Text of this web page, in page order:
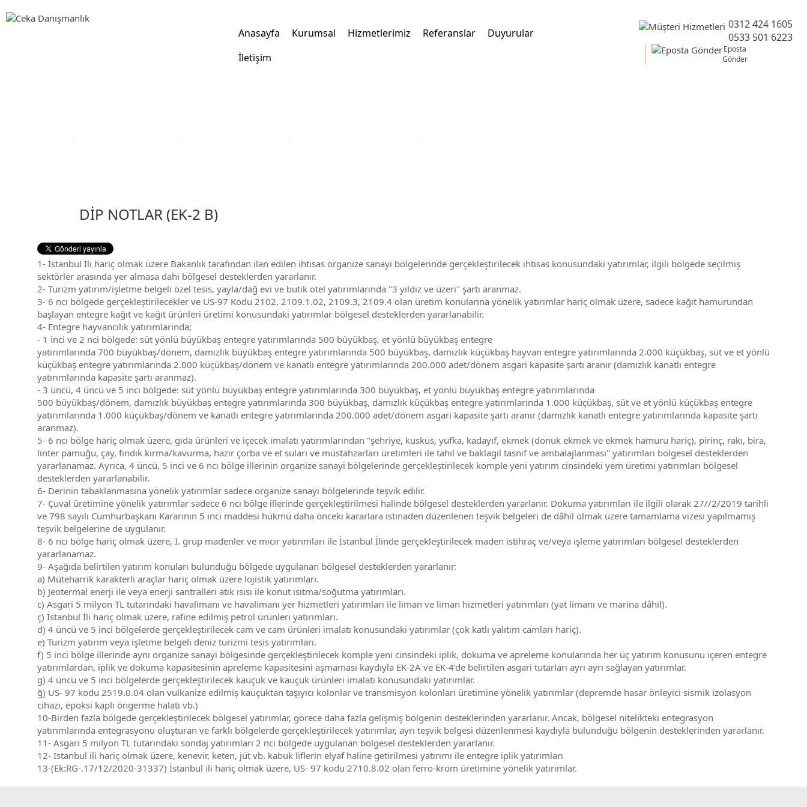
Anasayfa Kurumsal Hizmetlerimiz Referanslar
Duyurular
İletişim
0312 424 1605
0533 501 6223
Eposta
Gönder
DİP NOTLAR (EK-2 B)
1- İstanbul İli hariç olmak üzere Bakanlık tarafından ilan edilen ihtisas organize sanayi bölgelerinde gerçekleştirilecek ihtisas konusundaki yatırımlar, ilgili bölgede seçilmiş
sektörler arasında yer almasa dahi bölgesel desteklerden yararlanır.
2- Turizm yatırım/işletme belgeli özel tesis, yayla/dağ evi ve butik otel yatırımlarında "3 yıldız ve üzeri" şartı aranmaz.
3- 6 ncı bölgede gerçekleştirilecekler ve US-97 Kodu 2102, 2109.1.02, 2109.3, 2109.4 olan üretim konularına yönelik yatırımlar hariç olmak üzere, sadece kağıt hamurundan
başlayan entegre kağıt ve kağıt ürünleri üretimi konusundaki yatırımlar bölgesel desteklerden yararlanabilir.
4- Entegre hayvancılık yatırımlarında;
- 1 inci ve 2 nci bölgede: süt yönlü büyükbaş entegre yatırımlarında 500 büyükbaş, et yönlü büyükbaş entegre
yatırımlarında 700 büyükbaş/dönem, damızlık büyükbaş entegre yatırımlarında 500 büyükbaş, damızlık küçükbaş hayvan entegre yatırımlarında 2.000 küçükbaş, süt ve et yönlü
küçükbaş entegre yatırımlarında 2.000 küçükbaş/dönem ve kanatlı entegre yatırımlarında 200.000 adet/dönem asgari kapasite şartı aranır (damızlık kanatlı entegre
yatırımlarında kapasite şartı aranmaz).
- 3 üncü, 4 üncü ve 5 inci bölgede: süt yönlü büyükbaş entegre yatırımlarında 300 büyükbaş, et yönlü büyükbaş entegre yatırımlarında
500 büyükbaş/dönem, damızlık büyükbaş entegre yatırımlarında 300 büyükbaş, damızlık küçükbaş entegre yatırımlarında 1.000 küçükbaş, süt ve et yönlü küçükbaş entegre
yatırımlarında 1.000 küçükbaş/dönem ve kanatlı entegre yatırımlarında 200.000 adet/dönem asgari kapasite şartı aranır (damızlık kanatlı entegre yatırımlarında kapasite şartı
aranmaz).
5- 6 ncı bölge hariç olmak üzere, gıda ürünleri ve içecek imalatı yatırımlarından "şehriye, kuskus, yufka, kadayıf, ekmek (donuk ekmek ve ekmek hamuru hariç), pirinç, rakı, bira,
linter pamuğu, çay, fındık kırma/kavurma, hazır çorba ve et suları ve müstahzarları üretimleri ile tahıl ve baklagil tasnif ve ambalajlanması" yatırımları bölgesel desteklerden
yararlanamaz. Ayrıca, 4 üncü, 5 inci ve 6 ncı bölge illerinin organize sanayi bölgelerinde gerçekleştirilecek komple yeni yatırım cinsindeki yem üretimi yatırımları bölgesel
desteklerden yararlanabilir.
6- Derinin tabaklanmasına yönelik yatırımlar sadece organize sanayi bölgelerinde teşvik edilir.
7- Çuval üretimine yönelik yatırımlar sadece 6 ncı bölge illerinde gerçekleştirilmesi halinde bölgesel desteklerden yararlanır. Dokuma yatırımları ile ilgili olarak 27//2/2019 tarihli
ve 798 sayılı Cumhurbaşkanı Kararının 5 inci maddesi hükmü daha önceki kararlara istinaden düzenlenen teşvik belgeleri de dâhil olmak üzere tamamlama vizesi yapılmamış
teşvik belgelerine de uygulanır.
8- 6 ncı bölge hariç olmak üzere, I. grup madenler ve mıcır yatırımları ile İstanbul İlinde gerçekleştirilecek maden istihraç ve/veya işleme yatırımları bölgesel desteklerden
yararlanamaz.
9- Aşağıda belirtilen yatırım konuları bulunduğu bölgede uygulanan bölgesel desteklerden yararlanır:
a) Müteharrik karakterli araçlar hariç olmak üzere lojistik yatırımları.
b) Jeotermal enerji ile veya enerji santralleri atık ısısı ile konut ısıtma/soğutma yatırımları.
c) Asgari 5 milyon TL tutarındaki havalimanı ve havalimanı yer hizmetleri yatırımları ile liman ve liman hizmetleri yatırımları (yat limanı ve marina dâhil).
ç) İstanbul İli hariç olmak üzere, rafine edilmiş petrol ürünleri yatırımları.
d) 4 üncü ve 5 inci bölgelerde gerçekleştirilecek cam ve cam ürünleri imalatı konusundaki yatırımlar (çok katlı yalıtım camları hariç).
e) Turizm yatırım veya işletme belgeli deniz turizmi tesis yatırımları.
f) 5 inci bölge illerinde aynı organize sanayi bölgesinde gerçekleştirilecek komple yeni cinsindeki iplik, dokuma ve apreleme konularında her üç yatırım konusunu içeren entegre
yatırımlardan, iplik ve dokuma kapasitesinin apreleme kapasitesini aşmaması kaydıyla EK-2A ve EK-4’de belirtilen asgari tutarları ayrı ayrı sağlayan yatırımlar.
g) 4 üncü ve 5 inci bölgelerde gerçekleştirilecek kauçuk ve kauçuk ürünleri imalatı konusundaki yatırımlar.
ğ) US- 97 kodu 2519.0.04 olan vulkanize edilmiş kauçuktan taşıyıcı kolonlar ve transmisyon kolonları üretimine yönelik yatırımlar (depremde hasar önleyici sismik izolasyon
cihazı, epoksi kaplı öngerme halatı vb.)
10-Birden fazla bölgede gerçekleştirilecek bölgesel yatırımlar, görece daha fazla gelişmiş bölgenin desteklerinden yararlanır. Ancak, bölgesel nitelikteki entegrasyon
yatırımlarında entegrasyonu oluşturan ve farklı bölgelerde gerçekleştirilecek yatırımlar, ayrı teşvik belgesi düzenlenmesi kaydıyla bulunduğu bölgenin desteklerinden yararlanır.
11- Asgari 5 milyon TL tutarındaki sondaj yatırımları 2 nci bölgede uygulanan bölgesel desteklerden yararlanır.
12- İstanbul ili hariç olmak üzere, kenevir, keten, jüt vb. kabuk liflerin elyaf haline getirilmesi yatırımı ile entegre iplik yatırımları
13-(Ek:RG-.17/12/2020-31337) İstanbul ili hariç olmak üzere, US- 97 kodu 2710.8.02 olan ferro-krom üretimine yönelik yatırımlar.